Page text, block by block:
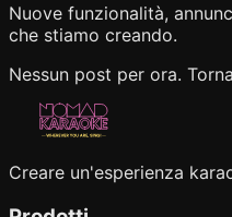
Nuove funzionalità,
che stiamo creando.
Nessun post per ora.
Creare un'esperienza